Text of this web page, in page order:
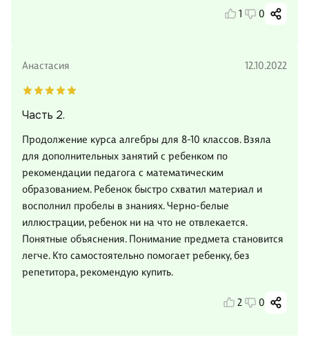
1 0
Анастасия 12.10.2022
Часть 2.
Продолжение курса алгебры для 8-10 классов. Взяла
для дополнительных занятий с ребенком по
рекомендации педагога с математическим
образованием. Ребенок быстро схватил материал и
восполнил пробелы в знаниях. Черно-белые
иллюстрации, ребенок ни на что не отвлекается.
Понятные объяснения. Понимание предмета становится
легче. Кто самостоятельно помогает ребенку, без
репетитора, рекомендую купить.
2 0